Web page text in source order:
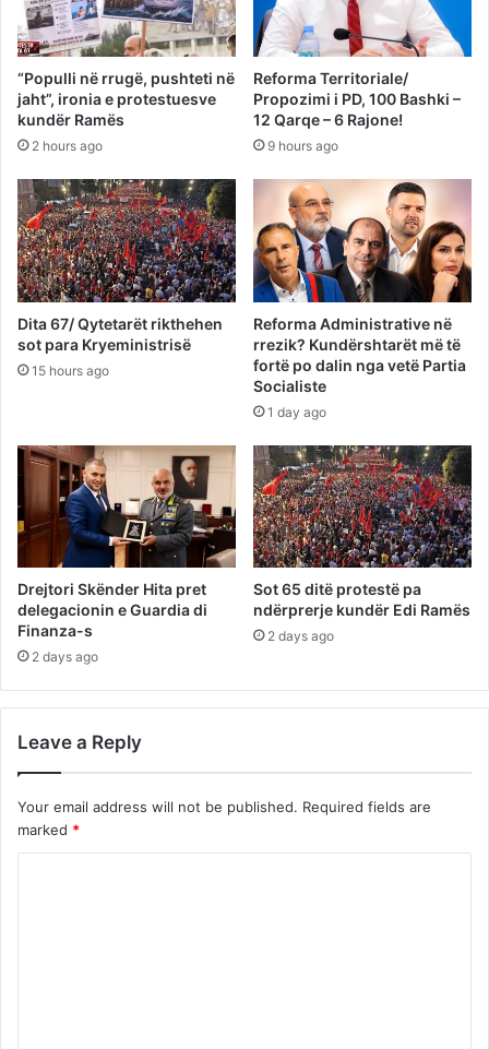
“Populli në rrugë, pushteti në
jaht”, ironia e protestuesve
kundër Ramës
2 hours ago
Reforma Territoriale/
Propozimi i PD, 100 Bashki –
12 Qarqe – 6 Rajone!
9 hours ago
Dita 67/ Qytetarët rikthehen
sot para Kryeministrisë
15 hours ago
Reforma Administrative në
rrezik? Kundërshtarët më të
fortë po dalin nga vetë Partia
Socialiste
1 day ago
Drejtori Skënder Hita pret
delegacionin e Guardia di
Finanza-s
2 days ago
Sot 65 ditë protestë pa
ndërprerje kundër Edi Ramës
2 days ago
Leave a Reply
Your email address will not be published. Required fields are
marked *